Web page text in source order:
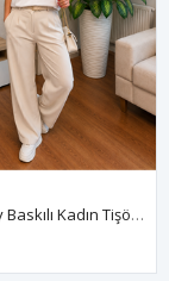
Milano Italy Baskılı Kadın Tişört-Beyaz